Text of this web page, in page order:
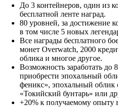
До 3 контейнеров, один из
бесплатной ленте наград.
80 уровней, за достижение
в том числе 5 новых
Все награды бесплатного
монет Overwatch, 2000
облика и многое другое.
Возможность заработать до
приобрести эпохальный
феникс», эпохальный облик
«Токийский бунтарь» или
+20% к получаемому опыту